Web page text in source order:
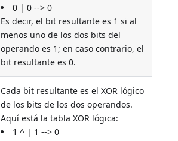
0 | 0 --> 0
Es decir, el bit resultante es 1 si al
menos uno de los dos bits del
operando es 1; en caso contrario, el
bit resultante es 0.
Cada bit resultante es el XOR lógico
de los bits de los dos operandos.
Aquí está la tabla XOR lógica:
1 ^ | 1 --> 0